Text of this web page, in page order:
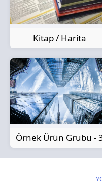
Kitap / Harita
Örnek Ürün Grubu -